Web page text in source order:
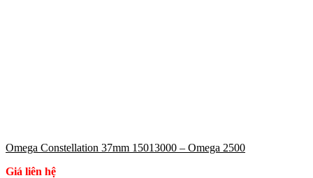
Omega Constellation 37mm 15013000 – Omega 2500
Giá liên hệ